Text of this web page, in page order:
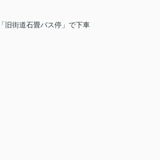
旧街道石畳バス停」で下車